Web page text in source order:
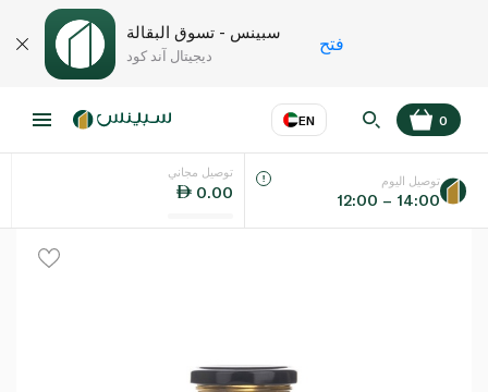
سبينس - تسوق البقالة
ديجيتال آند كود
فتح
EN
اللغة عر
0
توصيل مجاني
0.00
توصيل اليوم
12:00 – 14:00